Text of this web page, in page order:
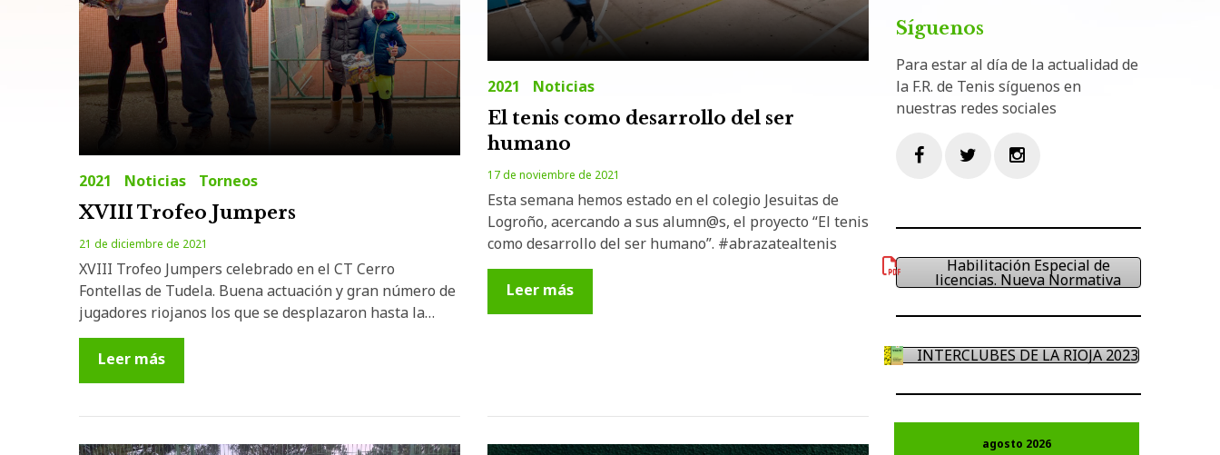
2021 Noticias Torneos
XVIII Trofeo Jumpers
21 de diciembre de 2021
XVIII Trofeo Jumpers celebrado en el CT Cerro
Fontellas de Tudela. Buena actuación y gran número de
jugadores riojanos los que se desplazaron hasta la…
Leer más
2021 Noticias
El tenis como desarrollo del ser
humano
17 de noviembre de 2021
Esta semana hemos estado en el colegio Jesuitas de
Logroño, acercando a sus alumn@s, el proyecto “El tenis
como desarrollo del ser humano”. #abrazatealtenis
Leer más
Síguenos
Para estar al día de la actualidad de
la F.R. de Tenis síguenos en
nuestras redes sociales
Habilitación Especial de
licencias. Nueva Normativa
INTERCLUBES DE LA RIOJA 2023
agosto 2026